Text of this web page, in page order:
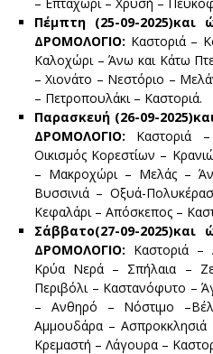
Πέμπτη (25-09-
ΔΡΟΜΟΛΟΓΙΟ: Καστοριά –
Καλοχώρι – Άνω και Κάτω
– Χιονάτο – Νεστόριο –
– Πετροπουλάκι – Καστοριά.
Παρασκευή (26-09-
ΔΡΟΜΟΛΟΓΙΟ: Καστοριά
Οικισμός Κορεστίων –
– Μακροχώρι – Μελάς –
Βυσσινιά – Οξυά-
Κεφαλάρι – Απόσκεπος –
Σάββατο(27-09-
ΔΡΟΜΟΛΟΓΙΟ: Καστοριά –
Κρύα Νερά – Σπήλαια –
Περιβόλι – Καστανόφυτο –
– Ανθηρό – Νόστιμο
Αμμουδάρα –
Κρεμαστή – Λάγουρα –